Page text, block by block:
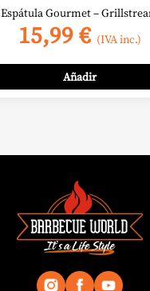
Espátula Gourmet –
15,99€ (IVA inc.)
Añadir